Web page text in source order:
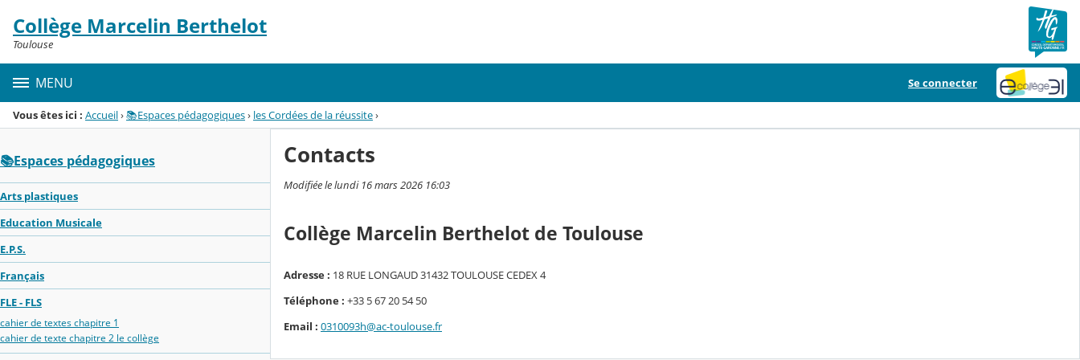
Menu de la rubrique
Contenu
Collège Marcelin Berthelot
Toulouse
MENU Se connecter
Vous êtes ici : Accueil›📚Espaces pédagogiques› les Cordées de la réussite›
📚Espaces pédagogiques
Arts plastiques
Education Musicale
E.P.S.
Français
FLE - FLS
cahier de textes chapitre 1
cahier de texte chapitre 2 le collège
Contacts
Modifiée le lundi 16 mars 2026 16:03
Collège Marcelin Berthelot de Toulouse
Adresse : 18 RUE LONGAUD 31432 TOULOUSE CEDEX 4
Téléphone : +33 5 67 20 54 50
Email : 0310093h@ac-toulouse.fr